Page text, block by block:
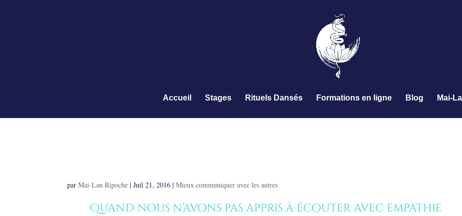
Accueil Stages Rituels Dansés Formations en ligne Blog Mai-
parMai-Lan Ripoche |Juil 21, 2016 |Mieux communiquer avec les autres
Quand nous n’avons pas appris à écouter avec empathie